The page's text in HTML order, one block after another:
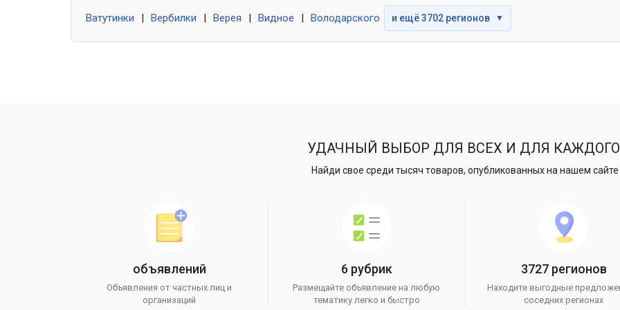
Ватутинки Вербилки Верея Видное Володарского и ещё 3702 регионов ▼
УДАЧНЫЙ ВЫБОР ДЛЯ ВСЕХ И ДЛЯ
Найди свое среди тысяч товаров, опубликованных на нашем сайте
объявлений
Объявления от частных лиц и
организаций
6 рубрик
Размещайте объявление на любую
тематику легко и быстро
3727 регионов
Находите выгодные
соседних регионах